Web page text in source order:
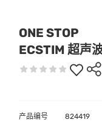
ONE STOP
ECSTIM 超声
产品编号 824419